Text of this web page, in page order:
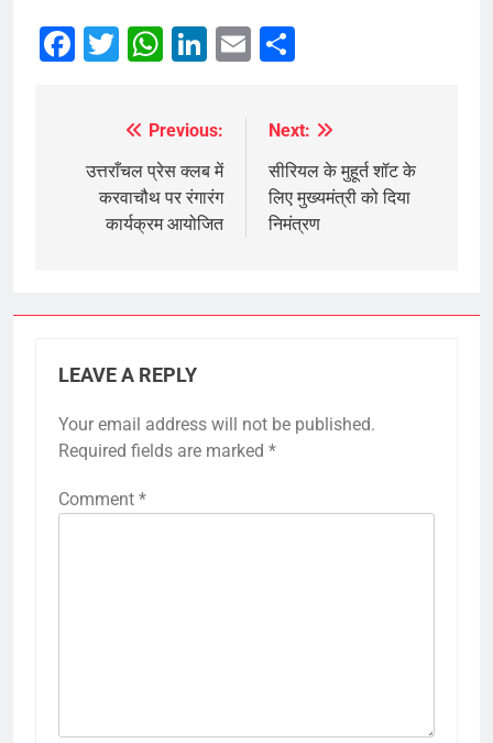
Facebook
Twitter
WhatsApp
LinkedIn
Email
navigation
Previous:
उत्तराँचल प्रेस क्लब में
करवाचौथ पर रंगारंग
कार्यक्रम आयोजित
Next:
सीरियल के मुहूर्त शॉट के
लिए मुख्यमंत्री को दिया
निमंत्रण
LEAVE A REPLY
Your email address will not be published.
Required fields are marked *
Comment *